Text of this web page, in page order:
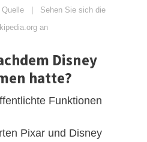
| Sehen Sie sich die
an
Disney
hatte?
Funktionen
Pixar und Disney